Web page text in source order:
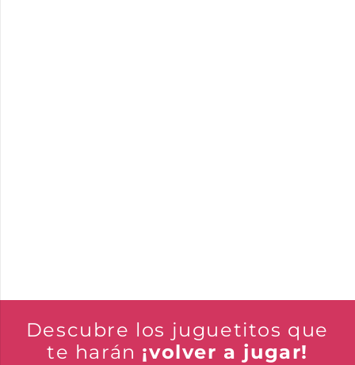
Descubre los juguetitos que
te harán ¡volver a jugar!